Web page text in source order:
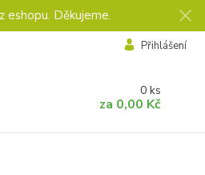
Děkujeme.
Přihlášení
0 ks
za 0,00 Kč